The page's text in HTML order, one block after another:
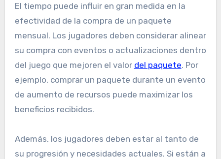
El tiempo puede influir en gran medida en la
efectividad de la compra de un paquete
mensual. Los jugadores deben considerar alinear
su compra con eventos o actualizaciones dentro
del juego que mejoren el valor del paquete. Por
ejemplo, comprar un paquete durante un evento
de aumento de recursos puede maximizar los
beneficios recibidos.
Además, los jugadores deben estar al tanto de
su progresión y necesidades actuales. Si están a